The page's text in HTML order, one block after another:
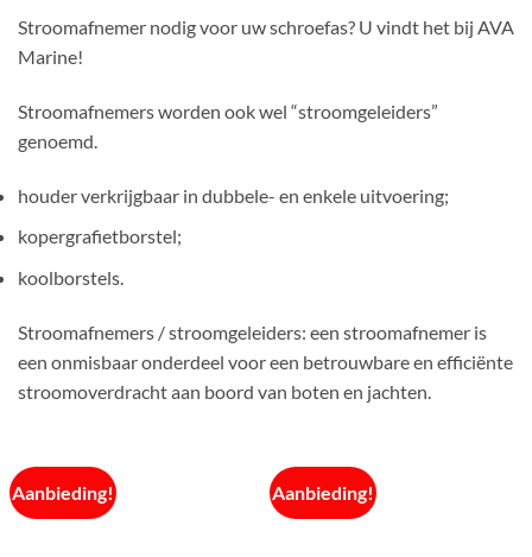
Stroomafnemer nodig voor uw schroefas? U vindt het bij AVA
Marine!
Stroomafnemers worden ook wel “stroomgeleiders”
genoemd.
houder verkrijgbaar in dubbele- en enkele uitvoering;
kopergrafietborstel;
koolborstels.
Stroomafnemers / stroomgeleiders: een stroomafnemer is
een onmisbaar onderdeel voor een betrouwbare en efficiënte
stroomoverdracht aan boord van boten en jachten.
Aanbieding! Aanbieding!